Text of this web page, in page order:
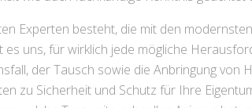
Experten besteht, die mit den
uns, für wirklich jede mögliche
der Tausch sowie die Anbringung von
zu Sicherheit und Schutz für Ihre